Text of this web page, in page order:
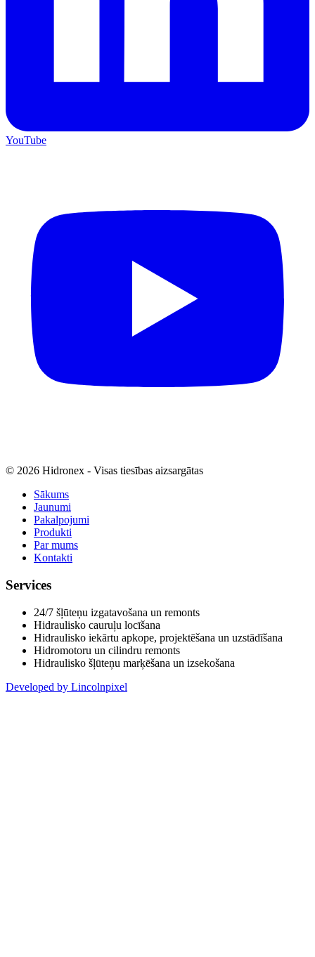
YouTube
© 2026 Hidronex - Visas tiesības aizsargātas
Sākums
Jaunumi
Pakalpojumi
Produkti
Par mums
Kontakti
Services
24/7 šļūteņu izgatavošana un remonts
Hidraulisko cauruļu locīšana
Hidraulisko iekārtu apkope, projektēšana un uzstādīšana
Hidromotoru un cilindru remonts
Hidraulisko šļūteņu marķēšana un izsekošana
Developed by Lincolnpixel